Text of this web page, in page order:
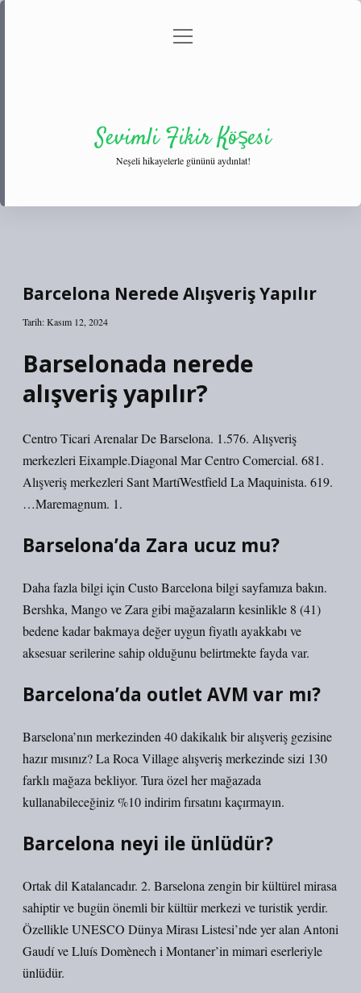
Gizlilik Politikası
menüyü
Sevimli Fikir Köşesi
Neşeli hikayelerle gününü aydınlat!
Barcelona Nerede Alışveriş Yapılır
Tarih: Kasım 12, 2024
Barselonada nerede
alışveriş yapılır?
Centro Ticari Arenalar De Barselona. 1.576. Alışveriş
merkezleri Eixample.Diagonal Mar Centro Comercial. 681.
Alışveriş merkezleri Sant MartíWestfield La Maquinista. 619.
…Maremagnum. 1.
Barselona’da Zara ucuz mu?
Daha fazla bilgi için Custo Barcelona bilgi sayfamıza bakın.
Bershka, Mango ve Zara gibi mağazaların kesinlikle 8 (41)
bedene kadar bakmaya değer uygun fiyatlı ayakkabı ve
aksesuar serilerine sahip olduğunu belirtmekte fayda var.
Barcelona’da outlet AVM var mı?
Barselona’nın merkezinden 40 dakikalık bir alışveriş gezisine
hazır mısınız? La Roca Village alışveriş merkezinde sizi 130
farklı mağaza bekliyor. Tura özel her mağazada
kullanabileceğiniz %10 indirim fırsatını kaçırmayın.
Barcelona neyi ile ünlüdür?
Ortak dil Katalancadır. 2. Barselona zengin bir kültürel mirasa
sahiptir ve bugün önemli bir kültür merkezi ve turistik yerdir.
Özellikle UNESCO Dünya Mirası Listesi’nde yer alan Antoni
Gaudí ve Lluís Domènech i Montaner’in mimari eserleriyle
ünlüdür.